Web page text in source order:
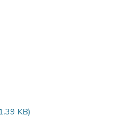
KB)